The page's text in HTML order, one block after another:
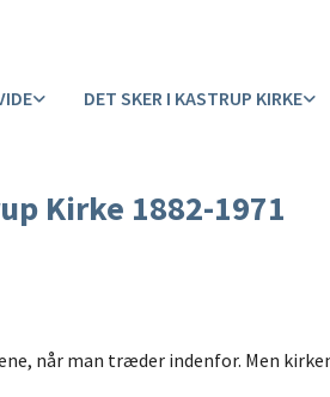
DET SKER I KASTRUP KIRKE
Kirke 1882-1971
når man træder indenfor. Men